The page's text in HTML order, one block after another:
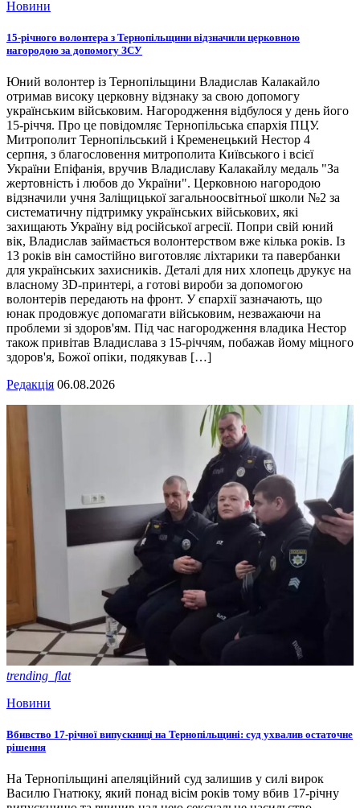
Новини
15-річного волонтера з Тернопільщини відзначили церковною
нагородою за допомогу ЗСУ
Юний волонтер із Тернопільщини Владислав Калакайло
отримав високу церковну відзнаку за свою допомогу
українським військовим. Нагородження відбулося у день його
15-річчя. Про це повідомляє Тернопільська єпархія ПЦУ.
Митрополит Тернопільський і Кременецький Нестор 4
серпня, з благословення митрополита Київського і всієї
України Епіфанія, вручив Владиславу Калакайлу медаль "За
жертовність і любов до України". Церковною нагородою
відзначили учня Заліщицької загальноосвітньої школи №2 за
систематичну підтримку українських військових, які
захищають Україну від російської агресії. Попри свій юний
вік, Владислав займається волонтерством вже кілька років. Із
13 років він самостійно виготовляє ліхтарики та павербанки
для українських захисників. Деталі для них хлопець друкує на
власному 3D-принтері, а готові вироби за допомогою
волонтерів передають на фронт. У єпархії зазначають, що
юнак продовжує допомагати військовим, незважаючи на
проблеми зі здоров'ям. Під час нагородження владика Нестор
також привітав Владислава з 15-річчям, побажав йому міцного
здоров'я, Божої опіки, подякував […]
Редакція 06.08.2026
trending_flat
Новини
Вбивство 17-річної випускниці на Тернопільщині: суд ухвалив остаточне
рішення
На Тернопільщині апеляційний суд залишив у силі вирок
Василю Гнатюку, який понад вісім років тому вбив 17-річну